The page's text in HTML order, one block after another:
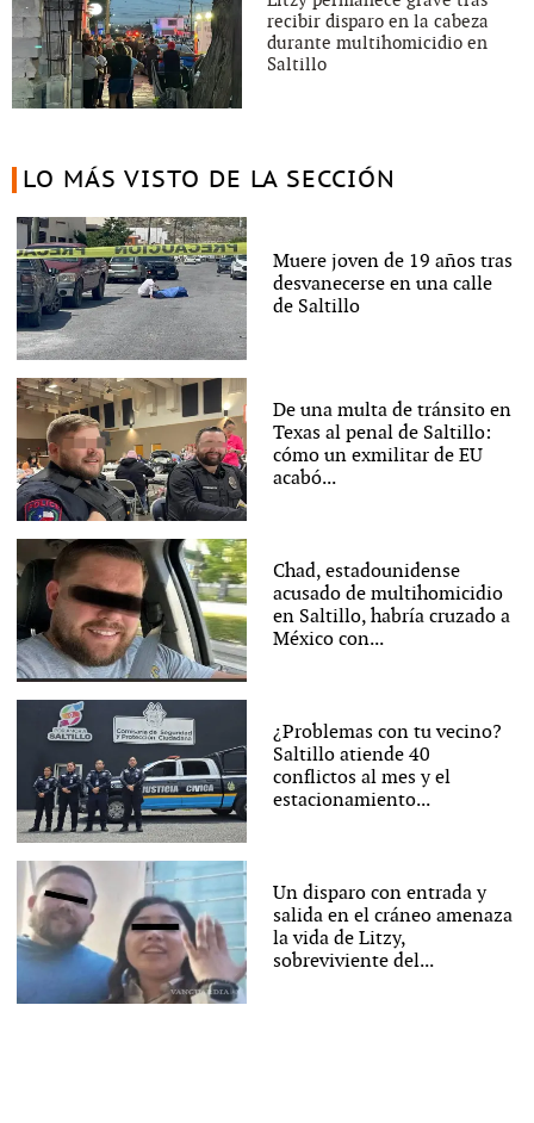
recibir disparo en la cabeza
durante multihomicidio en
Saltillo
LO MÁS VISTO DE LA SECCIÓN
Muere joven de 19 años tras
desvanecerse en una calle
de Saltillo
De una multa de tránsito en
Texas al penal de Saltillo:
cómo un exmilitar de EU
acabó...
Chad, estadounidense
acusado de multihomicidio
en Saltillo, habría cruzado a
México con...
¿Problemas con tu vecino?
Saltillo atiende 40
conflictos al mes y el
estacionamiento...
Un disparo con entrada y
salida en el cráneo amenaza
la vida de Litzy,
sobreviviente del...